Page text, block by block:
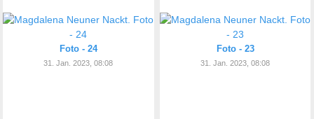
Foto - 24
31. Jan. 2023, 08:08
Foto - 23
31. Jan. 2023, 08:08